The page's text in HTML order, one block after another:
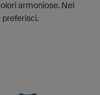
armoniose. Nel
preferisci.